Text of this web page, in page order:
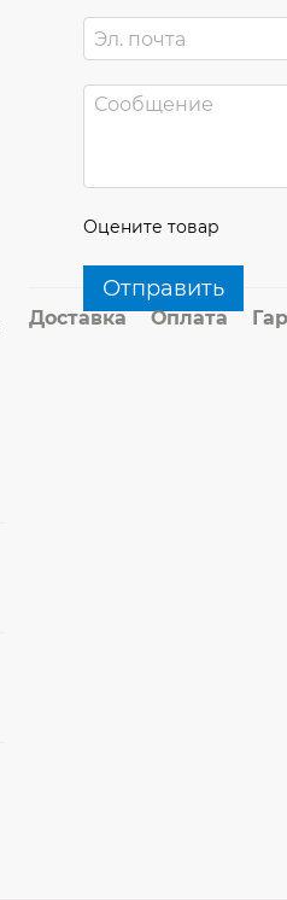
Оцените товар
Отправить
Доставка Оплата